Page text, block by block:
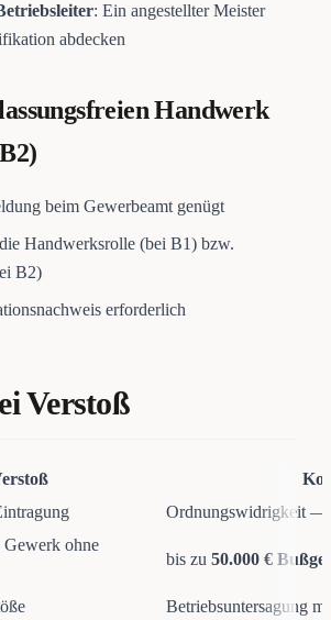
: Ein angestellter Meister
abdecken
Handwerk
beim Gewerbeamt genügt
Handwerksrolle (bei B1) bzw.
B2)
erforderlich
Verstoß
Ordnungswidrigkeit —
ohne
bis zu 50.000 €
Betriebsuntersagung